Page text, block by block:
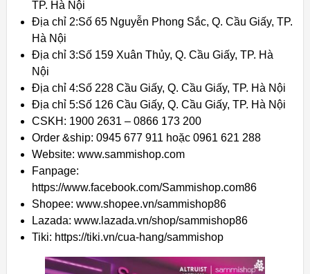
TP. Hà Nội
Địa chỉ 2:Số 65 Nguyễn Phong Sắc, Q. Cầu Giấy, TP.
Hà Nội
Địa chỉ 3:Số 159 Xuân Thủy, Q. Cầu Giấy, TP. Hà
Nội
Địa chỉ 4:Số 228 Cầu Giấy, Q. Cầu Giấy, TP. Hà Nội
Địa chỉ 5:Số 126 Cầu Giấy, Q. Cầu Giấy, TP. Hà Nội
CSKH: 1900 2631 – 0866 173 200
Order &ship: 0945 677 911 hoặc 0961 621 288
Website: www.sammishop.com
Fanpage:
https://www.facebook.com/Sammishop.com86
Shopee: www.shopee.vn/sammishop86
Lazada: www.lazada.vn/shop/sammishop86
Tiki: https://tiki.vn/cua-hang/sammishop